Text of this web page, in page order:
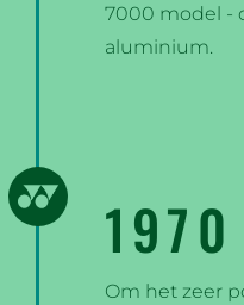
7000 model -
aluminium.
1970
Om het zeer